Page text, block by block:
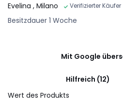
Evelina , Milano Verifizierter Käufer
Besitzdauer 1 Woche
Mit Google
Hilfreich (12)
Wert des Produkts